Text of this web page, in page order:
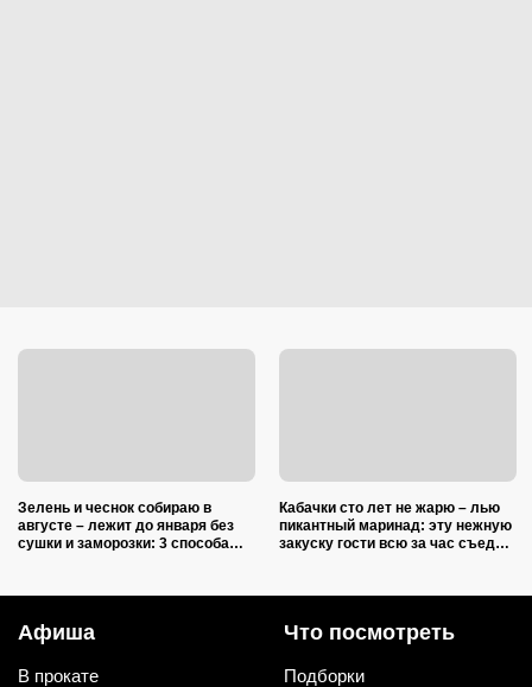
Зелень и чеснок собираю в
августе – лежит до января без
сушки и заморозки: 3 способа
Кабачки сто лет не жарю – лью
пикантный маринад: эту нежную
закуску гости всю за час съедят
Афиша
В прокате
Что посмотреть
Подборки